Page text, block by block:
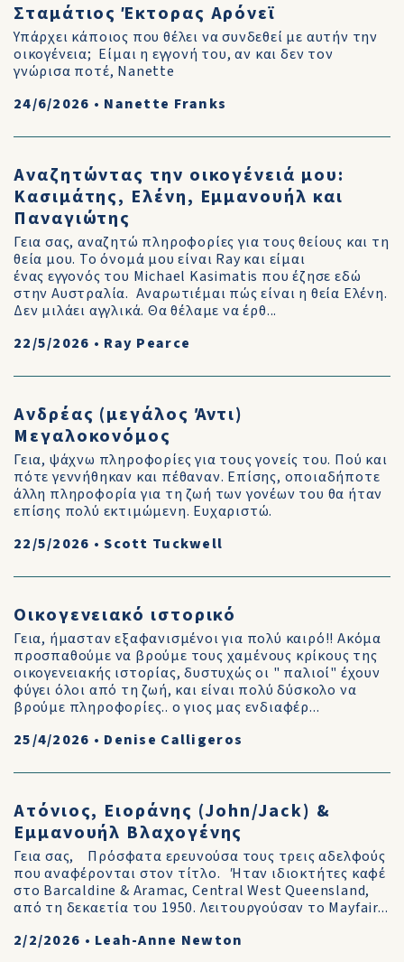
Σταμάτιος Έκτορας Αρόνεϊ
Υπάρχει κάποιος που θέλει να συνδεθεί με αυτήν την
οικογένεια; Είμαι η εγγονή του, αν και δεν τον
γνώρισα ποτέ, Nanette
24/6/2026 • Nanette Franks
Αναζητώντας την οικογένειά μου:
Κασιμάτης, Ελένη, Εμμανουήλ και
Παναγιώτης
Γεια σας, αναζητώ πληροφορίες για τους θείους και τη
θεία μου. Το όνομά μου είναι Ray και είμαι
ένας εγγονός του Michael Kasimatis που έζησε εδώ
στην Αυστραλία. Αναρωτιέμαι πώς είναι η θεία Ελένη.
Δεν μιλάει αγγλικά. Θα θέλαμε να έρθ...
22/5/2026 • Ray Pearce
Ανδρέας (μεγάλος Άντι)
Μεγαλοκονόμος
Γεια, ψάχνω πληροφορίες για τους γονείς του. Πού και
πότε γεννήθηκαν και πέθαναν. Επίσης, οποιαδήποτε
άλλη πληροφορία για τη ζωή των γονέων του θα ήταν
επίσης πολύ εκτιμώμενη. Ευχαριστώ.
22/5/2026 •Scott Tuckwell
Οικογενειακό ιστορικό
Γεια, ήμασταν εξαφανισμένοι για πολύ καιρό!! Ακόμα
προσπαθούμε να βρούμε τους χαμένους κρίκους της
οικογενειακής ιστορίας, δυστυχώς οι " παλιοί" έχουν
φύγει όλοι από τη ζωή, και είναι πολύ δύσκολο να
βρούμε πληροφορίες.. ο γιος μας ενδιαφέρ...
25/4/2026 • Denise Calligeros
Ατόνιος, Ειοράνης (John/Jack) &
Εμμανουήλ Βλαχογένης
Γεια σας, Πρόσφατα ερευνούσα τους τρεις αδελφούς
που αναφέρονται στον τίτλο. Ήταν ιδιοκτήτες καφέ
στο Barcaldine & Aramac, Central West Queensland,
από τη δεκαετία του 1950. Λειτουργούσαν το Mayfair...
2/2/2026 • Leah-Anne Newton